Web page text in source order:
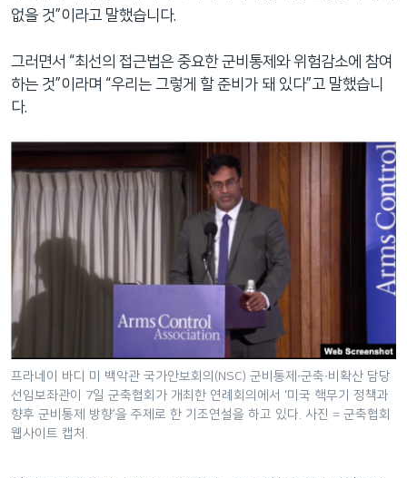
없을 것”이라고 말했습니다.
그러면서 “최선의 접근법은 중요한 군비통제와 위험감소에 참여
하는 것”이라며 “우리는 그렇게 할 준비가 돼 있다”고 말했습니
다.
프라네이 바디 미 백악관 국가안보회의(NSC) 군비통제∙군축∙비확산 담당
선임보좌관이 7일 군축협회가 개최한 연례회의에서 ‘미국 핵무기 정책과
향후 군비통제 방향’을 주제로 한 기조연설을 하고 있다. 사진 = 군축협회
웹사이트 캡처.